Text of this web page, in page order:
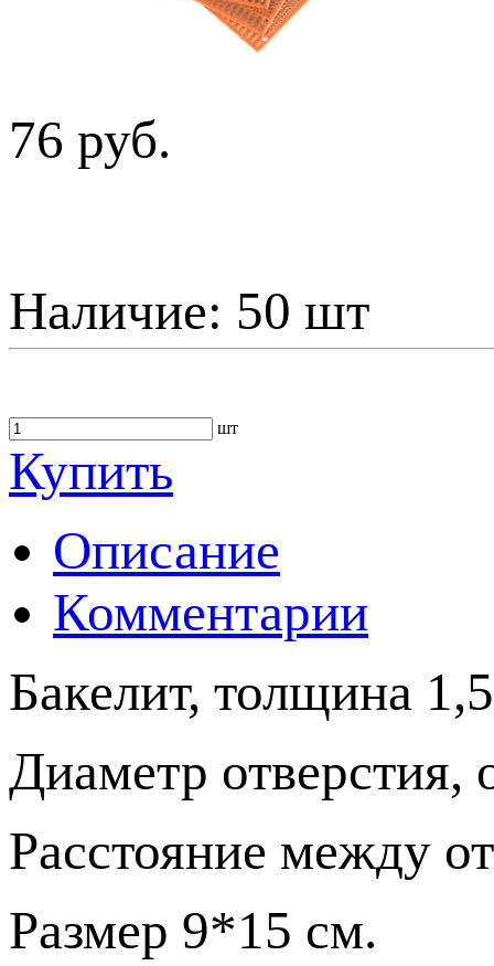
76 руб.
Наличие: 50 шт
шт
Купить
Описание
Комментарии
Бакелит, толщина
Диаметр отверстия,
Расстояние между
Размер 9*15 см.